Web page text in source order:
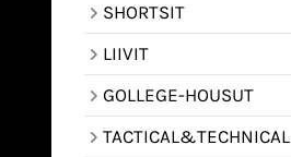
SHORTSIT
LIIVIT
GOLLEGE-HOUSUT
TACTICAL&TECHNICAL